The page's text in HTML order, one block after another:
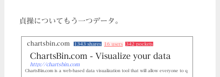
貞操についてもう一つデータ。
chartsbin.com 1343 shares 16 users 342 pockets
ChartsBin.com - Visualize your data
http://chartsbin.com
ChartsBin.com is a web-based data visualization tool that will allow everyone to q